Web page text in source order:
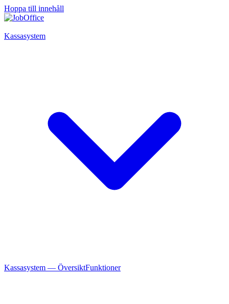
Hoppa till innehåll
Kassasystem
Kassasystem — ÖversiktFunktioner